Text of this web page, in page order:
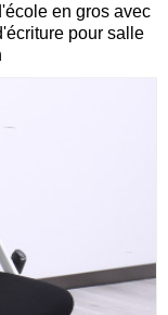
en gros avec
pour salle